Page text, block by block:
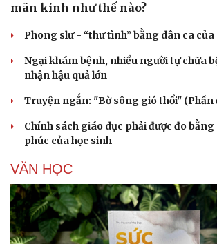
mãn kinh như thế nào?
Phong slư - “thư tình” bằng dân ca
Ngại khám bệnh, nhiều người tự chữa
nhận hậu quả lớn
Truyện ngắn: "Bờ sông gió thổi" (Phần
Chính sách giáo dục phải được đo
phúc của học sinh
VĂN HỌC